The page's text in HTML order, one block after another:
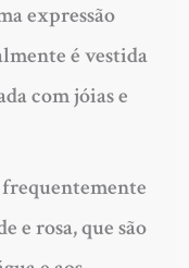
expressão
é vestida
com jóias e
frequentemente
e rosa, que são